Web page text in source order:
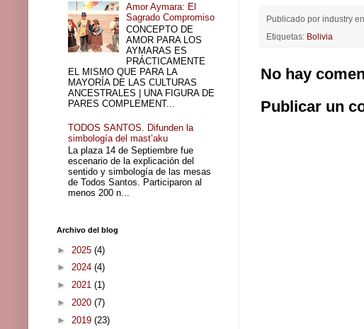
Publicado por industry en
Etiquetas: Bolivia
No hay
Publicar un
Amor Aymara: El
Sagrado Compromiso
CONCEPTO DE
AMOR PARA LOS
AYMARAS ES
PRÁCTICAMENTE
EL MISMO QUE PARA LA
MAYORÍA DE LAS CULTURAS
ANCESTRALES | UNA FIGURA DE
PARES COMPLEMENT...
TODOS SANTOS. Difunden la
simbología del mast’aku
La plaza 14 de Septiembre fue
escenario de la explicación del
sentido y simbología de las mesas
de Todos Santos. Participaron al
menos 200 n...
Archivo del blog
► 2025 (4)
► 2024 (4)
► 2021 (1)
► 2020 (7)
► 2019 (23)